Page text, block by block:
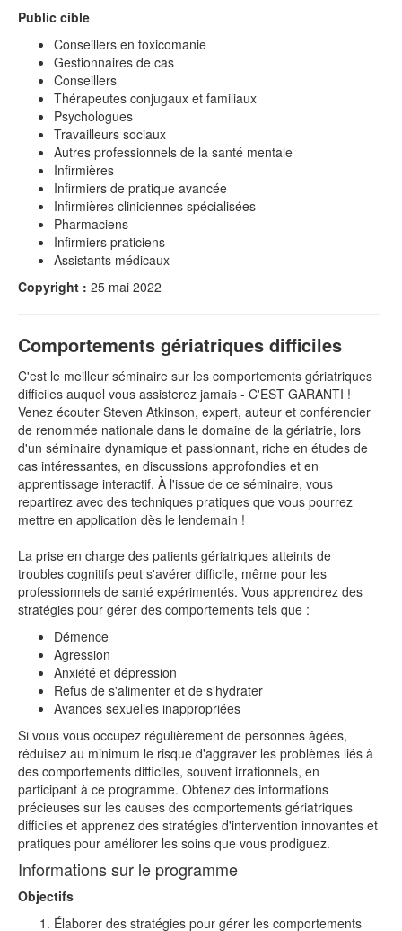
Public cible
Conseillers en toxicomanie
Gestionnaires de cas
Conseillers
Thérapeutes conjugaux et familiaux
Psychologues
Travailleurs sociaux
Autres professionnels de la santé mentale
Infirmières
Infirmiers de pratique avancée
Infirmières cliniciennes spécialisées
Pharmaciens
Infirmiers praticiens
Assistants médicaux
Copyright : 25 mai 2022
Comportements gériatriques difficiles
C'est le meilleur séminaire sur les comportements gériatriques
difficiles auquel vous assisterez jamais - C'EST GARANTI !
Venez écouter Steven Atkinson, expert, auteur et conférencier
de renommée nationale dans le domaine de la gériatrie, lors
d'un séminaire dynamique et passionnant, riche en études de
cas intéressantes, en discussions approfondies et en
apprentissage interactif. À l'issue de ce séminaire, vous
repartirez avec des techniques pratiques que vous pourrez
mettre en application dès le lendemain !
La prise en charge des patients gériatriques atteints de
troubles cognitifs peut s'avérer difficile, même pour les
professionnels de santé expérimentés. Vous apprendrez des
stratégies pour gérer des comportements tels que :
Démence
Agression
Anxiété et dépression
Refus de s'alimenter et de s'hydrater
Avances sexuelles inappropriées
Si vous vous occupez régulièrement de personnes âgées,
réduisez au minimum le risque d'aggraver les problèmes liés à
des comportements difficiles, souvent irrationnels, en
participant à ce programme. Obtenez des informations
précieuses sur les causes des comportements gériatriques
difficiles et apprenez des stratégies d'intervention innovantes et
pratiques pour améliorer les soins que vous prodiguez.
Informations sur le programme
Objectifs
Élaborer des stratégies pour gérer les comportements